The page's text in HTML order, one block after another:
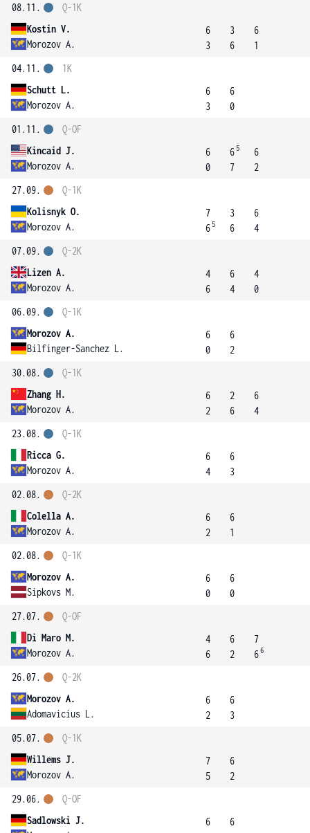
08.11.
Kostin V.
Morozov A.
Q-1K
6
3
3
6
6
1
04.11.
Schutt L.
Morozov A.
1K
6
3
6
0
01.11.
Kincaid J.
Morozov A.
Q-OF
6
0
6 5
7
6
2
27.09.
Kolisnyk O.
Morozov A.
Q-1K
7
6 5
3
6
6
4
07.09.
Lizen A.
Morozov A.
Q-2K
4
6
6
4
4
0
06.09.
Morozov A.
Bilfinger-Sanchez L.
Q-1K
6
0
6
2
30.08.
Zhang H.
Morozov A.
Q-1K
6
2
2
6
6
4
23.08.
Ricca G.
Morozov A.
Q-1K
6
4
6
3
02.08.
Colella A.
Morozov A.
Q-2K
6
2
6
1
02.08.
Morozov A.
Sipkovs M.
Q-1K
6
0
6
0
27.07.
Di Maro M.
Morozov A.
Q-OF
4
6
6
2
7
66
26.07.
Morozov A.
Adomavicius L.
Q-2K
6
2
6
3
05.07.
Willems J.
Morozov A.
Q-1K
7
5
6
2
29.06.
Sadlowski J.
Q-OF
6
6